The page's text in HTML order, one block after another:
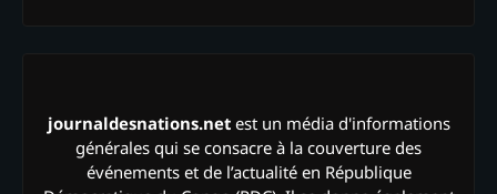
journaldesnations.netest un média d'informations
générales qui se consacre à la couverture des
événements et de l’actualité en République